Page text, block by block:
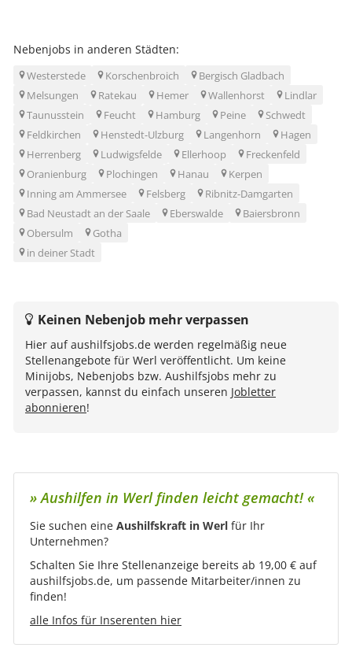
Nebenjobs in anderen Städten:
Westerstede Korschenbroich
Bergisch Gladbach
Melsungen
Ratekau Hemer Wallenhorst
Lindlar
Taunusstein
Feucht Hamburg Peine
Schwedt
Feldkirchen
Henstedt-Ulzburg Langenhorn
Hagen
Herrenberg
Ludwigsfelde Ellerhoop
Freckenfeld
Oranienburg
Plochingen Hanau
Kerpen
Inning am Ammersee
Felsberg
Ribnitz-Damgarten
Bad Neustadt an der Saale
Eberswalde
Baiersbronn
Obersulm
Gotha
in deiner Stadt
Keinen Nebenjob mehr verpassen
Hier auf aushilfsjobs.de werden regelmäßig neue
Stellenangebote für Werl veröffentlicht. Um keine
Minijobs, Nebenjobs bzw. Aushilfsjobs mehr zu
verpassen, kannst du einfach unseren Jobletter
abonnieren!
» Aushilfen in Werl finden leicht gemacht! «
Sie suchen eine Aushilfskraft in Werl für Ihr
Unternehmen?
Schalten Sie Ihre Stellenanzeige bereits ab 19,00 € auf
aushilfsjobs.de, um passende Mitarbeiter/innen zu
finden!
alle Infos für Inserenten hier